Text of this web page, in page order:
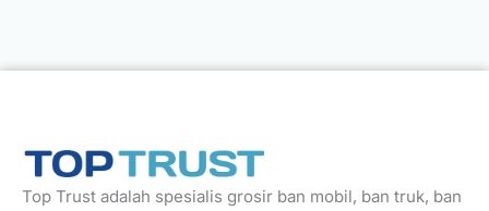
Top Trust adalah spesialis grosir ban mobil, ban truk, ban